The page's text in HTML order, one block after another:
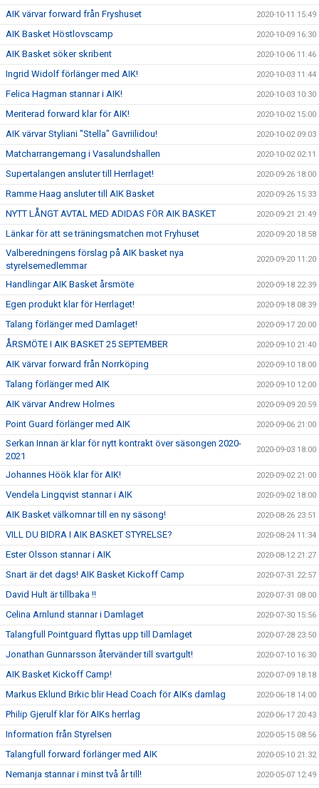
AIK värvar forward från Fryshuset 2020-10-11 15:49
AIK Basket Höstlovscamp 2020-10-09 16:30
AIK Basket söker skribent 2020-10-06 11:46
Ingrid Widolf förlänger med AIK! 2020-10-03 11:44
Felica Hagman stannar i AIK! 2020-10-03 10:30
Meriterad forward klar för AIK! 2020-10-02 15:00
AIK värvar Styliani "Stella" Gavriilidou! 2020-10-02 09:03
Matcharrangemang i Vasalundshallen 2020-10-02 02:11
Supertalangen ansluter till Herrlaget! 2020-09-26 18:00
Ramme Haag ansluter till AIK Basket 2020-09-26 15:33
NYTT LÅNGT AVTAL MED ADIDAS FÖR AIK BASKET 2020-09-21 21:49
Länkar för att se träningsmatchen mot Fryhuset 2020-09-20 18:58
Valberedningens förslag på AIK basket nya
styrelsemedlemmar
2020-09-20 11:20
Handlingar AIK Basket årsmöte 2020-09-18 22:39
Egen produkt klar för Herrlaget! 2020-09-18 08:39
Talang förlänger med Damlaget! 2020-09-17 20:00
ÅRSMÖTE I AIK BASKET 25 SEPTEMBER 2020-09-10 21:40
AIK värvar forward från Norrköping 2020-09-10 18:00
Talang förlänger med AIK 2020-09-10 12:00
AIK värvar Andrew Holmes 2020-09-09 20:59
Point Guard förlänger med AIK 2020-09-06 21:00
Serkan Innan är klar för nytt kontrakt över säsongen 2020-
2021
2020-09-03 18:00
Johannes Höök klar för AIK! 2020-09-02 21:00
Vendela Lingqvist stannar i AIK 2020-09-02 18:00
AIK Basket välkomnar till en ny säsong! 2020-08-26 23:51
VILL DU BIDRA I AIK BASKET STYRELSE? 2020-08-24 11:34
Ester Olsson stannar i AIK 2020-08-12 21:27
Snart är det dags! AIK Basket Kickoff Camp 2020-07-31 22:57
David Hult är tillbaka !! 2020-07-31 08:00
Celina Arnlund stannar i Damlaget 2020-07-30 15:56
Talangfull Pointguard flyttas upp till Damlaget 2020-07-28 23:50
Jonathan Gunnarsson återvänder till svartgult! 2020-07-10 16:30
AIK Basket Kickoff Camp! 2020-07-09 18:18
Markus Eklund Brkic blir Head Coach för AIKs damlag 2020-06-18 14:00
Philip Gjerulf klar för AIKs herrlag 2020-06-17 20:43
Information från Styrelsen 2020-05-15 08:56
Talangfull forward förlänger med AIK 2020-05-10 21:32
Nemanja stannar i minst två år till! 2020-05-07 12:49